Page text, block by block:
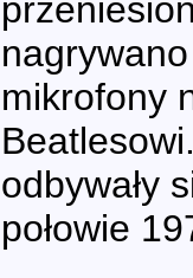
mikrofony
odbywały
połowie